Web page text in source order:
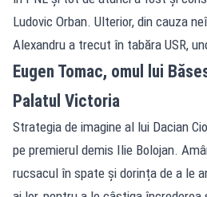
Ludovic Orban. Ulterior, din cauza
Alexandru a trecut în tabăra USR,
Eugen Tomac, omul lui
Palatul Victoria
Strategia de imagine al lui Dacian
pe premierul demis Ilie Bolojan.
rucsacul în spate și dorința de a le